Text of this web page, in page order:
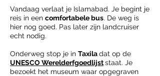
Vandaag verlaat je Islamabad. Je begint je
reis in een comfortabele bus. De weg is
hier nog goed. Pas later zijn landcruiser
echt nodig.
Onderweg stop je in Taxiladat op de
UNESCO Werelderfgoedlijststaat. Je
bezoekt het museum waar opgegraven